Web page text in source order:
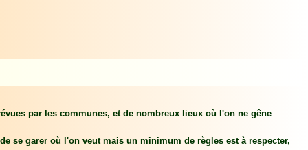
par les communes, et de nombreux lieux où l'on ne gêne
se garer où l'on veut mais un minimum de règles est à respecter,